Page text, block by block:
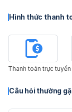
việc chính xác nhất.
Phó Giáo sư Lê Thị
lịch thăm khám. Vì
nên có kế hoạch
Hình thức thanh
Thanh toán trực tuyến
Câu hỏi thường